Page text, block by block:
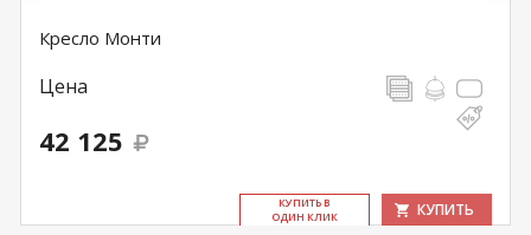
Кресло Монти
Цена
42 125
КУ­ПИТЬ В
ОДИН КЛИК
КУПИТЬ